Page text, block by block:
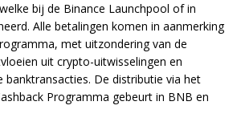
bij de Binance Launchpool of in
Alle betalingen komen in aanmerking
met uitzondering van de
uit crypto-uitwisselingen en
banktransacties. De distributie via het
Programma gebeurt in BNB en